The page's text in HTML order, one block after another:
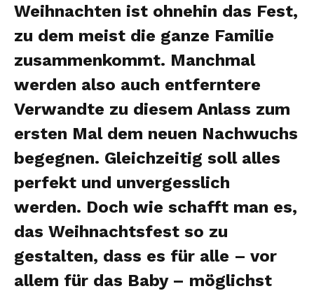
Weihnachten ist ohnehin das Fest,
zu dem meist die ganze Familie
zusammenkommt. Manchmal
werden also auch entferntere
Verwandte zu diesem Anlass zum
ersten Mal dem neuen Nachwuchs
begegnen. Gleichzeitig soll alles
perfekt und unvergesslich
werden. Doch wie schafft man es,
das Weihnachtsfest so zu
gestalten, dass es für alle – vor
allem für das Baby – möglichst